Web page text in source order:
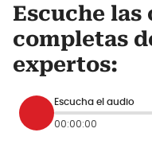
Escuche las
completas
expertos:
Escucha el audio
00:00:00